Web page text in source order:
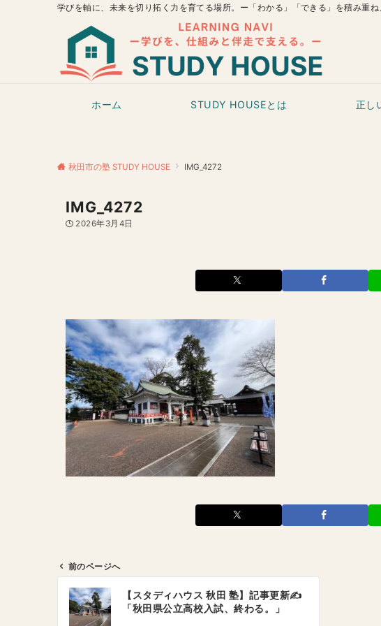
学びを軸に、未来を切り拓く力を育てる場所。ー「わかる」「できる」を積み重
ホーム STUDY HOUSEとは 正し
秋田市の塾 STUDY HOUSE IMG_4272
IMG_4272
2026年3月4日
前のページへ
【スタディハウス 秋田 塾】記事更新✍️
「秋田県公立高校入試、終わる。」